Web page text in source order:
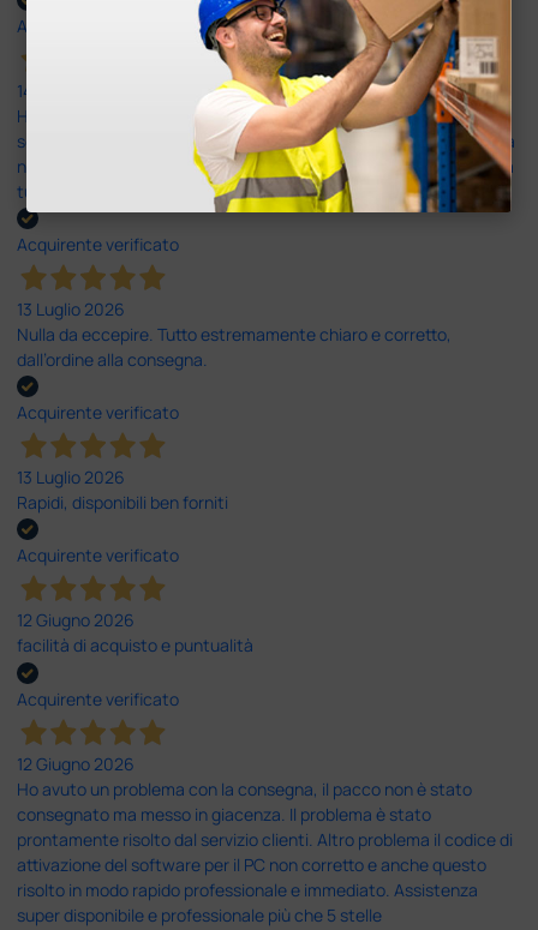
Acquirente verificato
14 Luglio 2026
Ho acquistato un ecografo da Doctor Shop e sono rimasto molto
soddisfatto dell'esperienza. Apparecchiatura di qualità, consegna
nei tempi previsti e un servizio clienti disponibile che ha risposto a
tutti i miei dubbi prima dell'acquisto. Consigliato
Acquirente verificato
13 Luglio 2026
Nulla da eccepire. Tutto estremamente chiaro e corretto,
dall’ordine alla consegna.
Acquirente verificato
13 Luglio 2026
Rapidi, disponibili ben forniti
Acquirente verificato
12 Giugno 2026
facilità di acquisto e puntualità
Acquirente verificato
12 Giugno 2026
Ho avuto un problema con la consegna, il pacco non è stato
consegnato ma messo in giacenza. Il problema è stato
prontamente risolto dal servizio clienti. Altro problema il codice di
attivazione del software per il PC non corretto e anche questo
risolto in modo rapido professionale e immediato. Assistenza
super disponibile e professionale più che 5 stelle